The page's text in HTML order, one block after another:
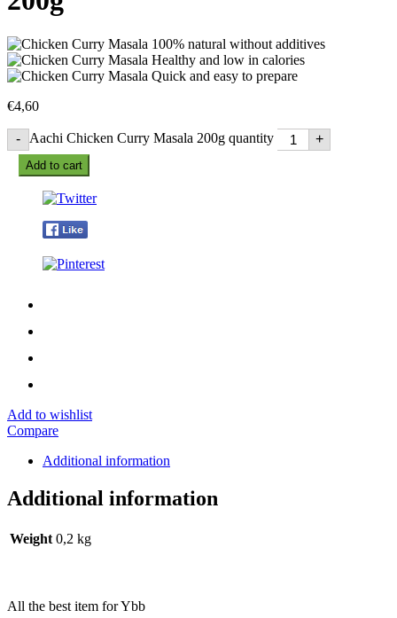
100% natural without additives
Healthy and low in calories
Quick and easy to prepare
€4,60
- Aachi Chicken Curry Masala 200g quantity +
Add to cart
Add to wishlist
Compare
Additional information
Additional information
Weight 0,2 kg
All the best item for Ybb